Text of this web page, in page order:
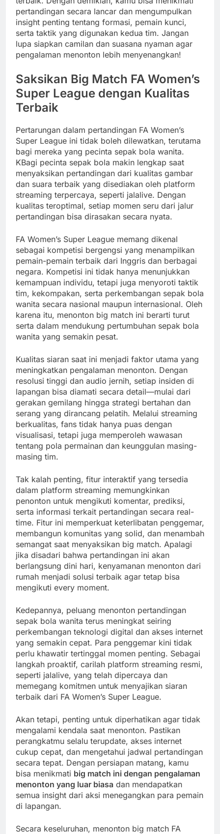
pertandingan secara lancar dan mengumpulkan
insight penting tentang formasi, pemain kunci,
serta taktik yang digunakan kedua tim. Jangan
lupa siapkan camilan dan suasana nyaman agar
pengalaman menonton lebih menyenangkan!
Saksikan Big Match FA Women’s
Super League dengan Kualitas
Terbaik
Pertarungan dalam pertandingan FA Women’s
Super League ini tidak boleh dilewatkan, terutama
bagi mereka yang pecinta sepak bola wanita.
KBagi pecinta sepak bola makin lengkap saat
menyaksikan pertandingan dari kualitas gambar
dan suara terbaik yang disediakan oleh platform
streaming terpercaya, seperti jalalive. Dengan
kualitas teroptimal, setiap momen seru dari jalur
pertandingan bisa dirasakan secara nyata.
FA Women’s Super League memang dikenal
sebagai kompetisi bergengsi yang menampilkan
pemain-pemain terbaik dari Inggris dan berbagai
negara. Kompetisi ini tidak hanya menunjukkan
kemampuan individu, tetapi juga menyoroti taktik
tim, kekompakan, serta perkembangan sepak bola
wanita secara nasional maupun internasional. Oleh
karena itu, menonton big match ini berarti turut
serta dalam mendukung pertumbuhan sepak bola
wanita yang semakin pesat.
Kualitas siaran saat ini menjadi faktor utama yang
meningkatkan pengalaman menonton. Dengan
resolusi tinggi dan audio jernih, setiap insiden di
lapangan bisa diamati secara detail—mulai dari
gerakan gemilang hingga strategi bertahan dan
serang yang dirancang pelatih. Melalui streaming
berkualitas, fans tidak hanya puas dengan
visualisasi, tetapi juga memperoleh wawasan
tentang pola permainan dan keunggulan masing-
masing tim.
Tak kalah penting, fitur interaktif yang tersedia
dalam platform streaming memungkinkan
penonton untuk mengikuti komentar, prediksi,
serta informasi terkait pertandingan secara real-
time. Fitur ini memperkuat keterlibatan penggemar,
membangun komunitas yang solid, dan menambah
semangat saat menyaksikan big match. Apalagi
jika disadari bahwa pertandingan ini akan
berlangsung dini hari, kenyamanan menonton dari
rumah menjadi solusi terbaik agar tetap bisa
mengikuti every moment.
Kedepannya, peluang menonton pertandingan
sepak bola wanita terus meningkat seiring
perkembangan teknologi digital dan akses internet
yang semakin cepat. Para penggemar kini tidak
perlu khawatir tertinggal momen penting. Sebagai
langkah proaktif, carilah platform streaming resmi,
seperti jalalive, yang telah dipercaya dan
memegang komitmen untuk menyajikan siaran
terbaik dari FA Women’s Super League.
Akan tetapi, penting untuk diperhatikan agar tidak
mengalami kendala saat menonton. Pastikan
perangkatmu selalu terupdate, akses internet
cukup cepat, dan mengetahui jadwal pertandingan
secara tepat. Dengan persiapan matang, kamu
bisa menikmati big match ini dengan pengalaman
menonton yang luar biasa dan mendapatkan
semua insight dari aksi menegangkan para pemain
di lapangan.
Secara keseluruhan, menonton big match FA